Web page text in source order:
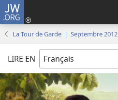
JW.ORG
La Tour de Garde | Septembre 2012
LIRE EN